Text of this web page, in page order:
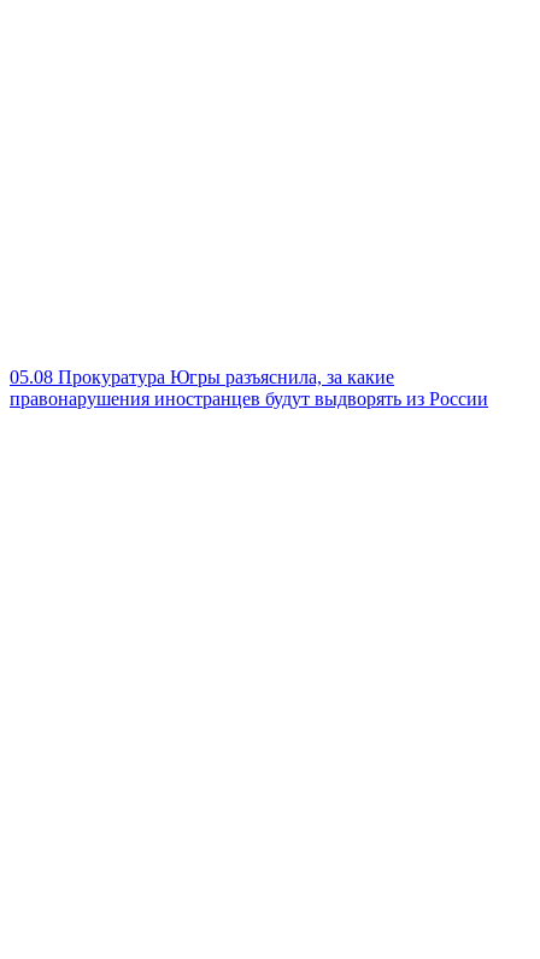
05.08 Прокуратура Югры разъяснила, за какие
правонарушения иностранцев будут выдворять из России